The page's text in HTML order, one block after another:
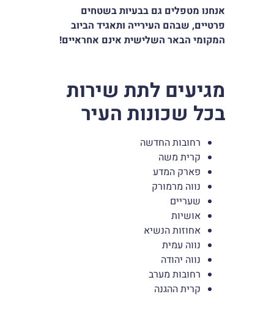
אנחנו מטפלים גם בבעיות בשטחים
פרטיים, שבהם העירייה ותאגיד הביוב
המקומי הבאר השלישית אינם אחראיים!
מגיעים לתת שירות
בכל שכונות העיר
רחובות החדשה
קרית משה
פארק המדע
נווה מרמורק
שעריים
אושיות
אחוזות הנשיא
נווה עמית
נווה יהודה
רחובות מערב
קרית ההגנה